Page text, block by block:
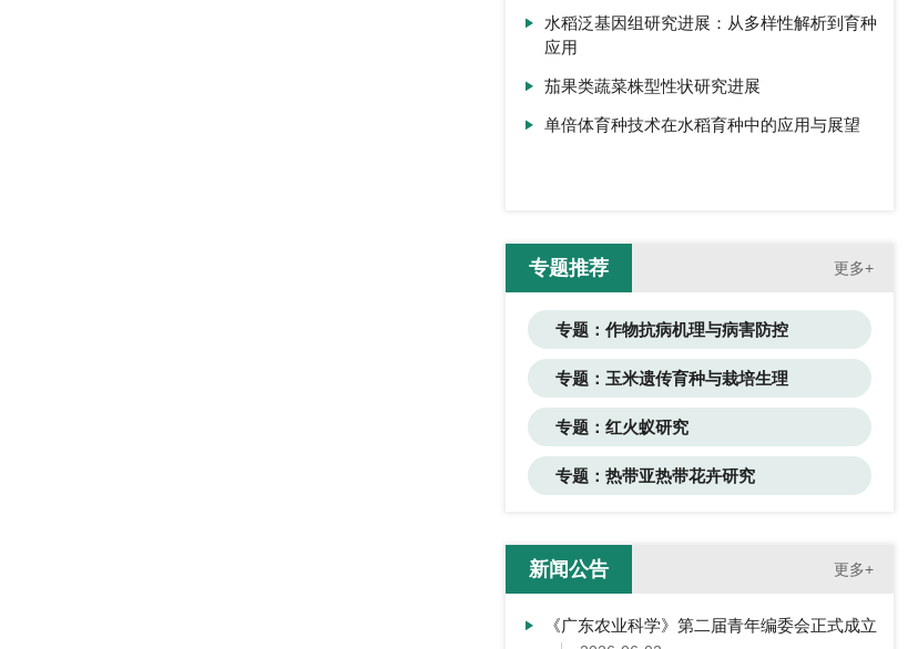
水稻泛基因组研究进展：从多样性解析到育种
应用
茄果类蔬菜株型性状研究进展
单倍体育种技术在水稻育种中的应用与展望
专题推荐 更多+
专题：作物抗病机理与病害防控
专题：玉米遗传育种与栽培生理
专题：红火蚁研究
专题：热带亚热带花卉研究
新闻公告 更多+
《广东农业科学》第二届青年编委会正式成立